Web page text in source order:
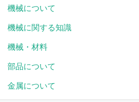
機械について
機械に関する知識
機械・材料
部品について
金属について